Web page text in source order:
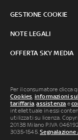
GESTIONE COOKIE
NOTE LEGALI
OFFERTA SKY MEDIA
Per il consumatore clicca
Cookies, informazioni
tariffaria,assistenza e
intellettuale in essi
utilizzati su licenza.
20138 Milano P.IVA
3035-1545.Segnalazione